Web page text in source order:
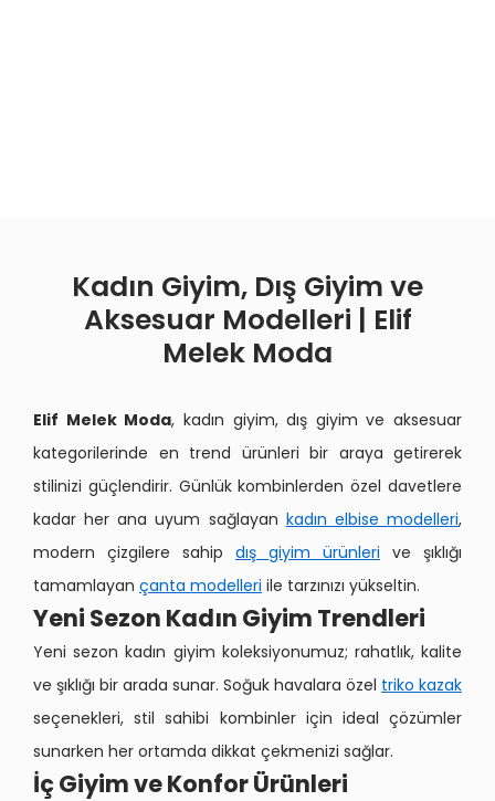
Kadın Giyim, Dış Giyim ve
Aksesuar Modelleri | Elif
Melek Moda
Elif Melek Moda, kadın giyim, dış giyim ve aksesuar
kategorilerinde en trend ürünleri bir araya getirerek
stilinizi güçlendirir. Günlük kombinlerden özel davetlere
kadar her ana uyum sağlayan kadın elbise modelleri,
modern çizgilere sahip dış giyim ürünleri ve şıklığı
tamamlayan çanta modelleri ile tarzınızı yükseltin.
Yeni Sezon Kadın Giyim Trendleri
Yeni sezon kadın giyim koleksiyonumuz; rahatlık, kalite
ve şıklığı bir arada sunar. Soğuk havalara özel triko kazak
seçenekleri, stil sahibi kombinler için ideal çözümler
sunarken her ortamda dikkat çekmenizi sağlar.
İç Giyim ve Konfor Ürünleri